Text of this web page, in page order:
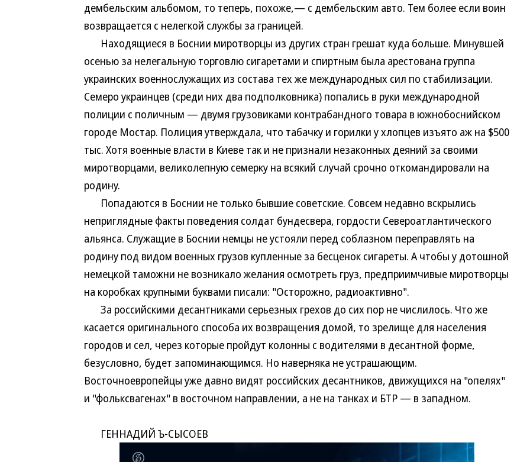
дембельским альбомом, то теперь, похоже,— с дембельским авто. Тем более если воин
возвращается с нелегкой службы за границей.
Находящиеся в Боснии миротворцы из других стран грешат куда больше. Минувшей
осенью за нелегальную торговлю сигаретами и спиртным была арестована группа
украинских военнослужащих из состава тех же международных сил по стабилизации.
Семеро украинцев (среди них два подполковника) попались в руки международной
полиции с поличным — двумя грузовиками контрабандного товара в южнобоснийском
городе Мостар. Полиция утверждала, что табачку и горилки у хлопцев изъято аж на $500
тыс. Хотя военные власти в Киеве так и не признали незаконных деяний за своими
миротворцами, великолепную семерку на всякий случай срочно откомандировали на
родину.
Попадаются в Боснии не только бывшие советские. Совсем недавно вскрылись
неприглядные факты поведения солдат бундесвера, гордости Североатлантического
альянса. Служащие в Боснии немцы не устояли перед соблазном переправлять на
родину под видом военных грузов купленные за бесценок сигареты. А чтобы у дотошной
немецкой таможни не возникало желания осмотреть груз, предприимчивые миротворцы
на коробках крупными буквами писали: "Осторожно, радиоактивно".
За российскими десантниками серьезных грехов до сих пор не числилось. Что же
касается оригинального способа их возвращения домой, то зрелище для населения
городов и сел, через которые пройдут колонны с водителями в десантной форме,
безусловно, будет запоминающимся. Но наверняка не устрашающим.
Восточноевропейцы уже давно видят российских десантников, движущихся на "опелях"
и "фольксвагенах" в восточном направлении, а не на танках и БТР — в западном.
ГЕННАДИЙ Ъ-СЫСОЕВ